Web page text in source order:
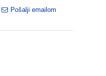
Pošalji emailom